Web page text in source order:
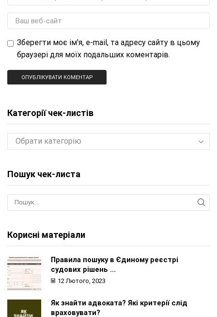
Зберегти моє ім'я, e-mail, та адресу сайту в цьому
браузері для моїх подальших коментарів.
Категорії чек-листів
Пошук чек-листа
Корисні матеріали
Правила пошуку в Єдиному реєстрі
судових рішень ...
12 Лютого, 2023
Як знайти адвоката? Які критерії слід
враховувати?